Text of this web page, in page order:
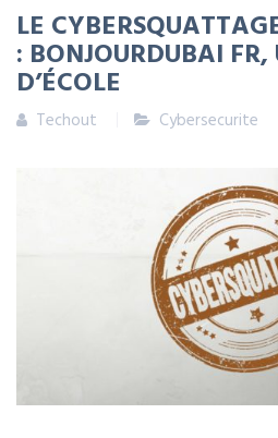
LE
: BONJOURDUBAI FR,
D’ÉCOLE
Techout Cybersecurite